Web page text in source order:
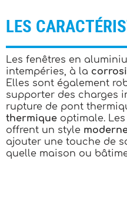
LES
Les fenêtres en
intempéries, à la
Elles sont également
supporter des charges
rupture de pont
thermique optimale. Les
offrent un style
ajouter une touche de
quelle maison ou